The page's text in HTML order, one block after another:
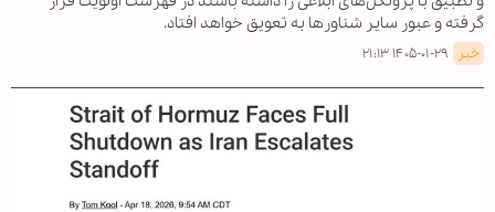
گرفته و عبور سایر شناورها به تعویق خواهد افتاد.
خبر ۱۴۰۵-۰۱-۲۹ ۲۱:۱۳